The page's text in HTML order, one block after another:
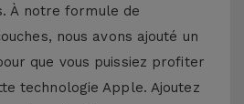
À notre formule de
nous avons ajouté un
que vous puissiez profiter
technologie Apple. Ajoutez